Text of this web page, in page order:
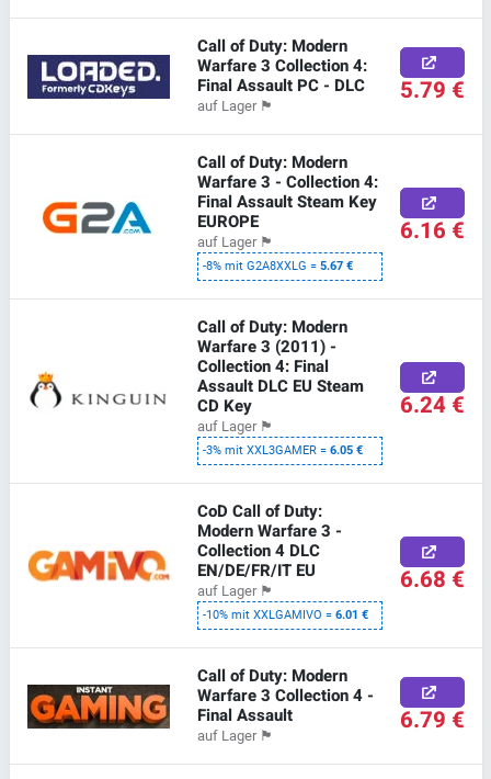
Call of Duty: Modern
Warfare 3 Collection 4:
Final Assault PC - DLC
auf Lager 🏴 5.79 €
Call of Duty: Modern
Warfare 3 - Collection 4:
Final Assault Steam Key
EUROPE
auf Lager 🏴
-8% mit G2A8XXLG =5.67 €
6.16 €
Call of Duty: Modern
Warfare 3 (2011) -
Collection 4: Final
Assault DLC EU Steam
CD Key
auf Lager 🏴
-3% mit XXL3GAMER =6.05 €
6.24 €
CoD Call of Duty:
Modern Warfare 3 -
Collection 4 DLC
EN/DE/FR/IT EU
auf Lager 🏴
-10% mit XXLGAMIVO =6.01 €
6.68 €
Call of Duty: Modern
Warfare 3 Collection 4 -
Final Assault
auf Lager 🏴 6.79 €